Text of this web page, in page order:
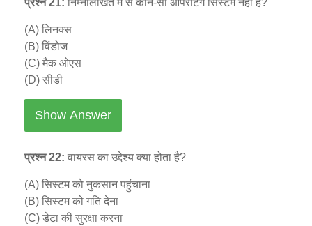
प्रश्न 21: निम्नलिखित में से कौन-सा ऑपरेटिंग सिस्टम नहीं है?
(A) लिनक्स
(B) विंडोज
(C) मैक ओएस
(D) सीडी
Show Answer
प्रश्न 22: वायरस का उद्देश्य क्या होता है?
(A) सिस्टम को नुकसान पहुंचाना
(B) सिस्टम को गति देना
(C) डेटा की सुरक्षा करना